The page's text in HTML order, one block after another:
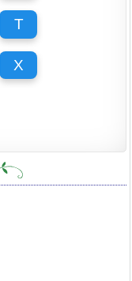
T
X